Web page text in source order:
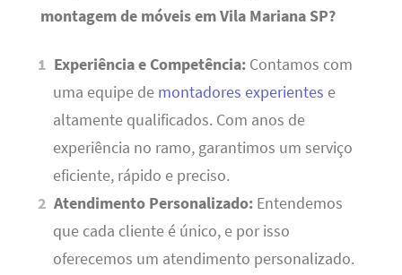
montagem de móveis em Vila Mariana SP?
Experiência e Competência: Contamos com
uma equipe de montadores experientes e
altamente qualificados. Com anos de
experiência no ramo, garantimos um serviço
eficiente, rápido e preciso.
Atendimento Personalizado: Entendemos
que cada cliente é único, e por isso
oferecemos um atendimento personalizado.